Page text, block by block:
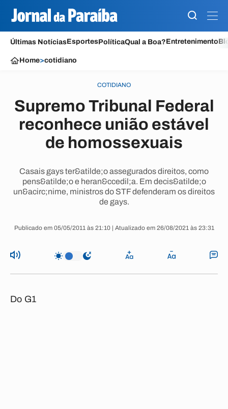
Últimas NotíciasEsportesPolíticaQual a Boa?Entretenimento
Home>cotidiano
COTIDIANO
Supremo Tribunal Federal
reconhece união estável
de homossexuais
Casais gays ter&atilde;o assegurados direitos, como
pens&atilde;o e heran&ccedil;a. Em decis&atilde;o
un&acirc;nime, ministros do STF defenderam os direitos
de gays.
Publicado em 05/05/2011 às 21:10 | Atualizado em 26/08/2021 às 23:31
Do G1